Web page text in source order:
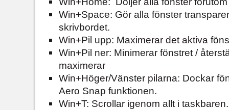
Win+Space: Gör alla fönster
skrivbordet.
Win+Pil upp: Maximerar det aktiva
Win+Pil ner: Minimerar fönstret /
maximerar
Win+Höger/Vänster pilarna: Dockar
Aero Snap funktionen.
Win+T: Scrollar igenom allt i taskbaren.